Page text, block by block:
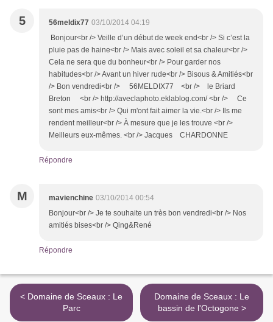
5 56meldix77 03/10/2014 04:19
Bonjour<br /> Veille d’un début de week end<br /> Si c’est la
pluie pas de haine<br /> Mais avec soleil et sa chaleur<br />
Cela ne sera que du bonheur<br /> Pour garder nos
habitudes<br /> Avant un hiver rude<br /> Bisous & Amitiés<br
/> Bon vendredi<br /> 56MELDIX77 <br /> le Briard
Breton <br /> http://aveclaphoto.eklablog.com/ <br /> Ce
sont mes amis<br /> Qui m'ont fait aimer la vie.<br /> Ils me
rendent meilleur<br /> À mesure que je les trouve <br />
Meilleurs eux-mêmes. <br /> Jacques CHARDONNE
Répondre
M mavienchine 03/10/2014 00:54
Bonjour<br /> Je te souhaite un très bon vendredi<br /> Nos
amitiés bises<br /> Qing&René
Répondre
< Domaine de Sceaux : Le
Parc
Domaine de Sceaux : Le
bassin de l'Octogone >